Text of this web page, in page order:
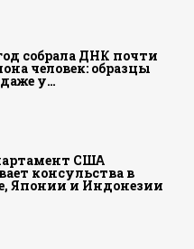
собрала ДНК почти
человек: образцы
у…
США
консульства в
Японии и Индонезии